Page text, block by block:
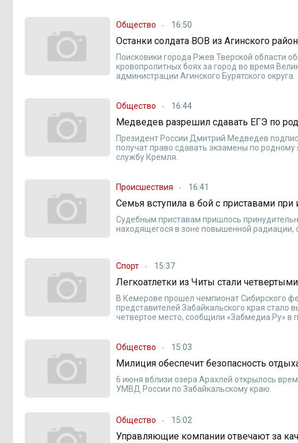
Общество 16:50
Останки солдата ВОВ из Агинского
Поисковики города Ржев Тверской области
кровопролитных боях за город во время
администрации Агинского Бурятского округа.
Общество 16:44
Медведев разрешил сдавать ЕГЭ по
Президент России Дмитрий Медведев
получат право сдавать экзамены по
службу Кремля.
Происшествия 16:41
Семья вступила в бой с приставами
Судебным приставам пришлось
находящегося в зоне повышенной радиации,
Спорт 15:37
Легкоатлетки из Читы стали
В Кемерове прошел чемпионат Сибирского
представителей Забайкальского края стало
четвертое место, сообщили «Забмедиа.Ру» в
Общество 15:03
Милиция обеспечит безопасность
6 июня вблизи озера Арахлей открылось
УМВД России по Забайкальскому краю.
Общество 15:02
Управляющие компании отвечают за